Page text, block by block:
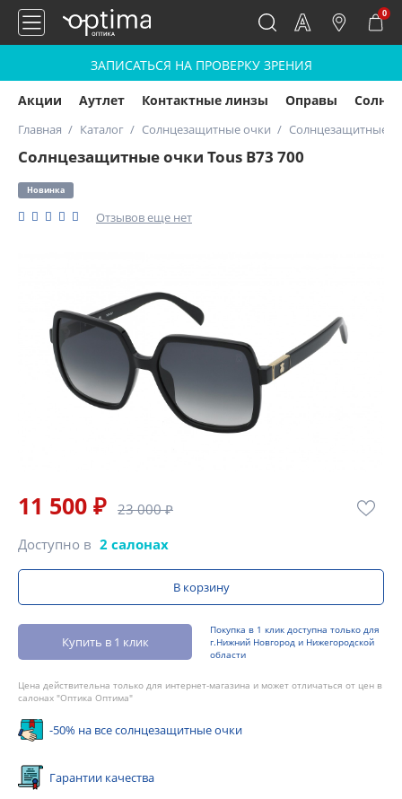
0
ЗАПИСАТЬСЯ НА ПРОВЕРКУ ЗРЕНИЯ
Акции Аутлет Контактные линзы Оправы
Главная Каталог Солнцезащитные очки Солнцезащитные
Солнцезащитные очки Tous B73 700
Новинка
Отзывов еще нет
11 500 ₽ 23 000 ₽
Доступно в 2 салонах
В корзину
Купить в 1 клик
Покупка в 1 клик доступна только для
г.Нижний Новгород и Нижегородской
области
Цена действительна только для интернет-магазина и может отличаться от цен в
салонах "Оптика Оптима"
-50% на все солнцезащитные очки
Гарантии качества